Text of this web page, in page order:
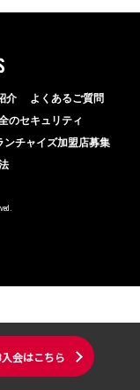
会はこちら
介
よくあるご質問
のセキュリティ
ンチャイズ加盟店募集